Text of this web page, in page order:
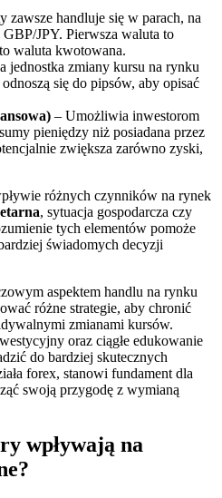
zawsze handluje się w parach, na
JPY. Pierwsza waluta to
waluta kwotowana.
jednostka zmiany kursu na rynku
się do pipsów, aby opisać
– Umożliwia inwestorom
pieniędzy niż posiadana przez
zwiększa zarówno zyski,
różnych czynników na rynek
, sytuacja gospodarcza czy
tych elementów pomoże
świadomych decyzji
aspektem handlu na rynku
różne strategie, aby chronić
zmianami kursów.
oraz ciągłe edukowanie
do bardziej skutecznych
forex, stanowi fundament dla
swoją przygodę z wymianą
wpływają na